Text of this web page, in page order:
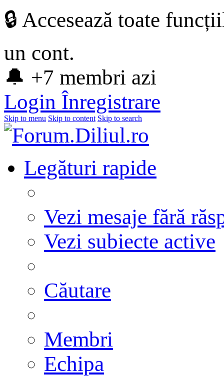
🔒 Accesează toate
un cont.
🔔 +7 membri azi
Login Înregistrare
Skip to menu Skip to content Skip to search
Legături rapide
Vezi mesaje fără
Vezi subiecte active
Căutare
Membri
Echipa